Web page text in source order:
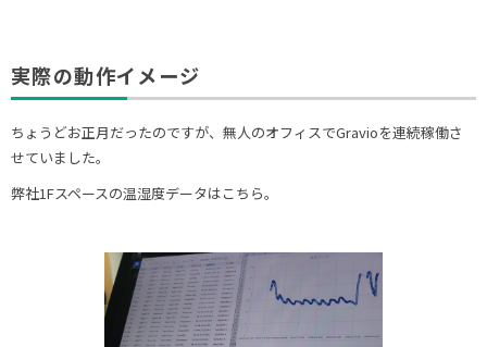
実際の動作イメージ
ちょうどお正月だったのですが、無人のオフィスでGravioを連続稼働さ
せていました。
弊社1Fスペースの温湿度データはこちら。